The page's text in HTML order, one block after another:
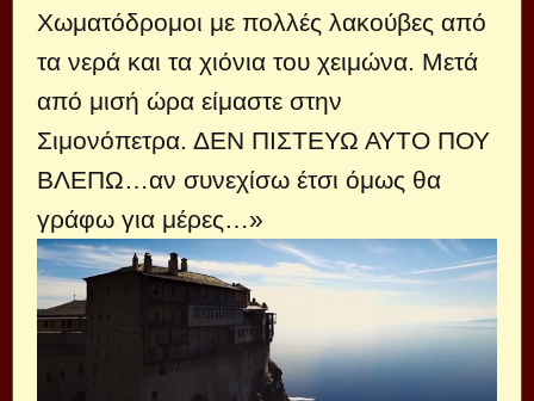
Χωματόδρομοι με πολλές λακούβες από
τα νερά και τα χιόνια του χειμώνα. Μετά
από μισή ώρα είμαστε στην
Σιμονόπετρα. ΔΕΝ ΠΙΣΤΕΥΩ ΑΥΤΟ ΠΟΥ
ΒΛΕΠΩ…αν συνεχίσω έτσι όμως θα
γράφω για μέρες…»